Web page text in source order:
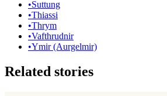
•Suttung
•Thiassi
•Thrym
•Vafthrudnir
•Ymir (Aurgelmir)
Related stories